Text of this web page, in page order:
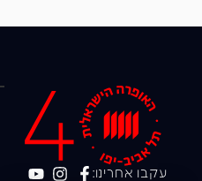
עקבו אחרינו: